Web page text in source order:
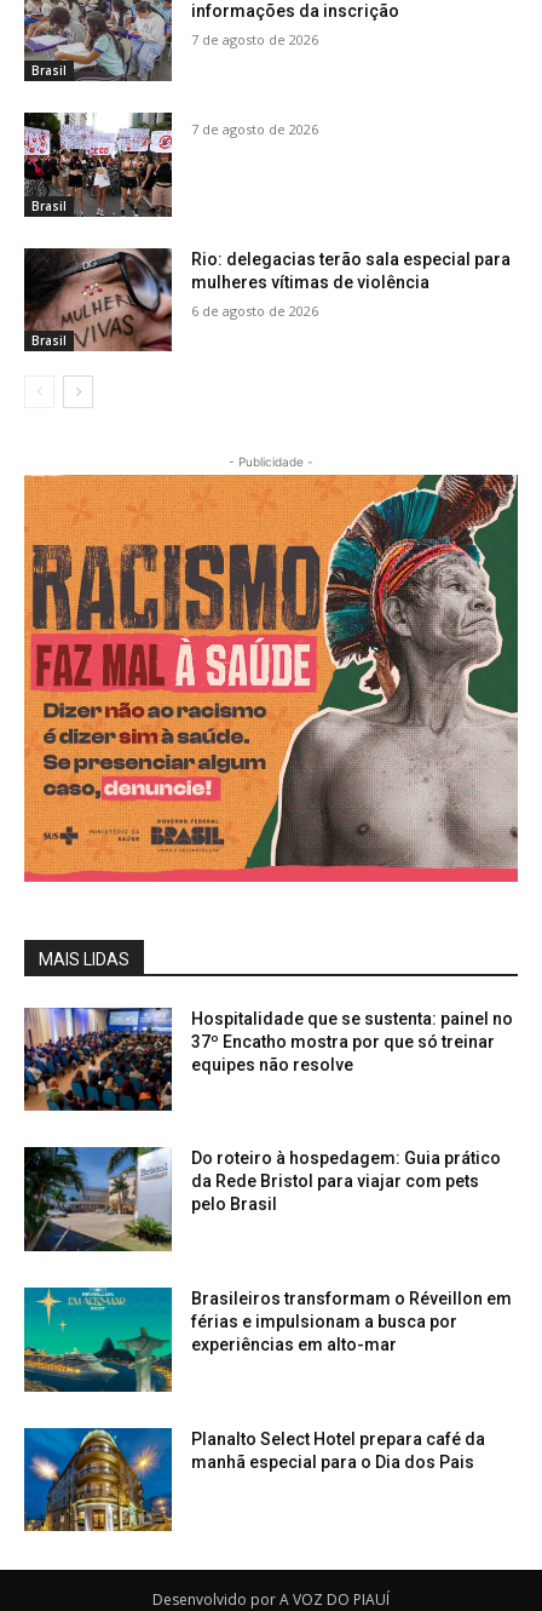
Brasil
informações da inscrição
7 de agosto de 2026
Brasil
7 de agosto de 2026
Brasil
Rio: delegacias terão sala especial para
mulheres vítimas de violência
6 de agosto de 2026
- Publicidade -
MAIS LIDAS
Hospitalidade que se sustenta: painel no
37º Encatho mostra por que só treinar
equipes não resolve
Do roteiro à hospedagem: Guia prático
da Rede Bristol para viajar com pets
pelo Brasil
Brasileiros transformam o Réveillon em
férias e impulsionam a busca por
experiências em alto-mar
Planalto Select Hotel prepara café da
manhã especial para o Dia dos Pais
Desenvolvido por A VOZ DO PIAUÍ